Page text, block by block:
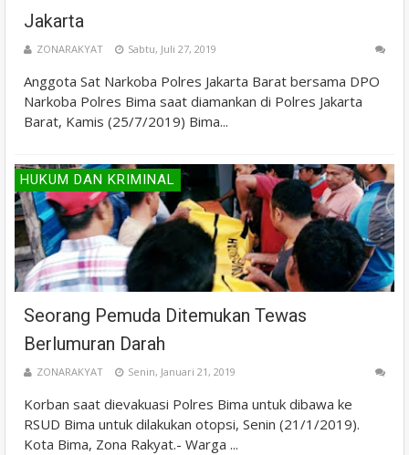
Jakarta
ZONARAKYAT Sabtu, Juli 27, 2019
Anggota Sat Narkoba Polres Jakarta Barat bersama DPO
Narkoba Polres Bima saat diamankan di Polres Jakarta
Barat, Kamis (25/7/2019) Bima...
HUKUM DAN KRIMINAL
Seorang Pemuda Ditemukan Tewas
Berlumuran Darah
ZONARAKYAT Senin, Januari 21, 2019
Korban saat dievakuasi Polres Bima untuk dibawa ke
RSUD Bima untuk dilakukan otopsi, Senin (21/1/2019).
Kota Bima, Zona Rakyat.- Warga ...